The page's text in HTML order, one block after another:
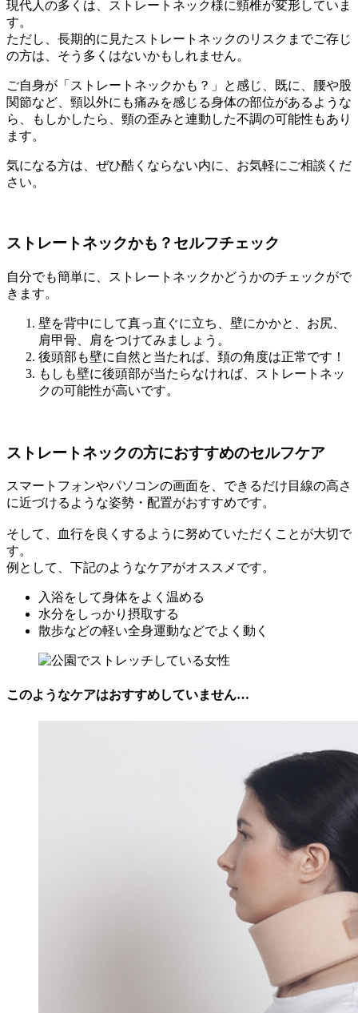
現代人の多くは、ストレートネック様に頸椎が変形していま
す。
ただし、長期的に見たストレートネックのリスクまでご存じ
の方は、そう多くはないかもしれません。
ご自身が「ストレートネックかも？」と感じ、既に、腰や股
関節など、頸以外にも痛みを感じる身体の部位があるような
ら、もしかしたら、頸の歪みと連動した不調の可能性もあり
ます。
気になる方は、ぜひ酷くならない内に、お気軽にご相談くだ
さい。
ストレートネックかも？セルフチェック
自分でも簡単に、ストレートネックかどうかのチェックがで
きます。
壁を背中にして真っ直ぐに立ち、壁にかかと、お尻、
肩甲骨、肩をつけてみましょう。
後頭部も壁に自然と当たれば、頚の角度は正常です！
もしも壁に後頭部が当たらなければ、ストレートネッ
クの可能性が高いです。
ストレートネックの方におすすめのセルフケア
スマートフォンやパソコンの画面を、できるだけ目線の高さ
に近づけるような姿勢・配置がおすすめです。
そして、血行を良くするように努めていただくことが大切で
す。
例として、下記のようなケアがオススメです。
入浴をして身体をよく温める
水分をしっかり摂取する
散歩などの軽い全身運動などでよく動く
このようなケアはおすすめしていません…